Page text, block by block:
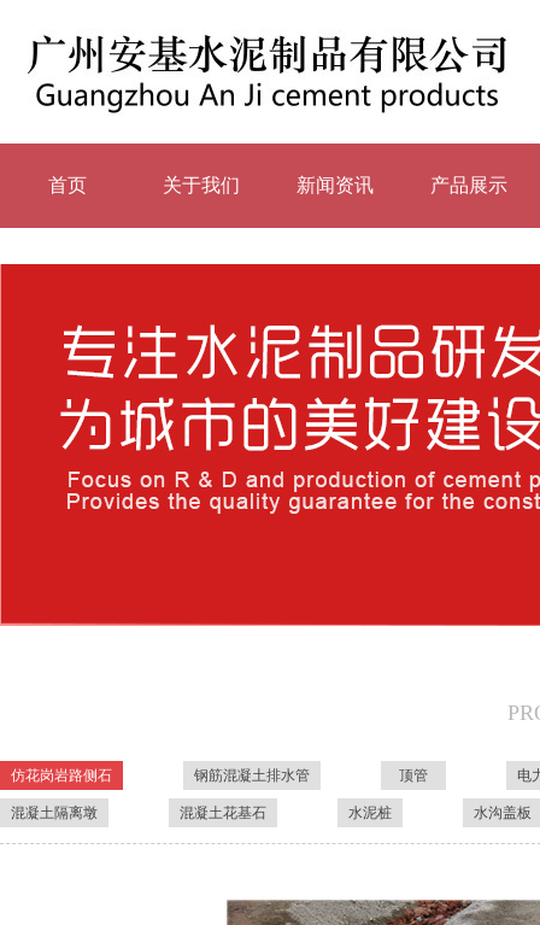
首页 关于我们 新闻资讯 产品展示
仿花岗岩路侧石 钢筋混凝土排水管 顶管 电
混凝土隔离墩 混凝土花基石 水泥桩 水沟盖板